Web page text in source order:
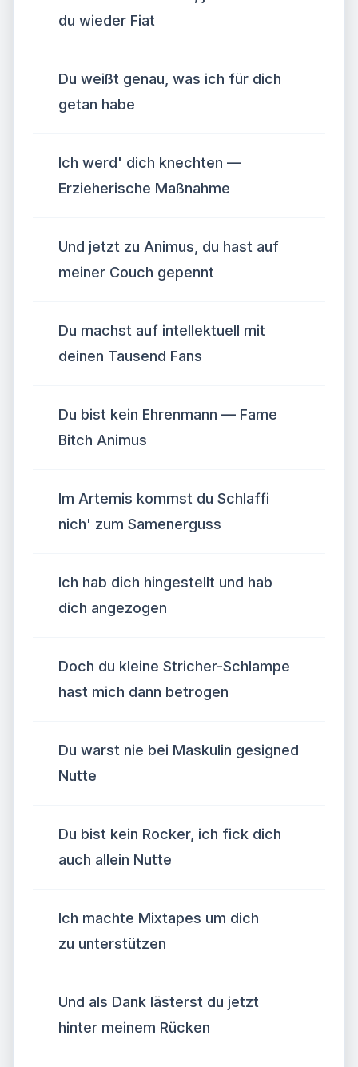
du wieder Fiat
Du weißt genau, was ich für dich
getan habe
Ich werd' dich knechten —
Erzieherische Maßnahme
Und jetzt zu Animus, du hast auf
meiner Couch gepennt
Du machst auf intellektuell mit
deinen Tausend Fans
Du bist kein Ehrenmann — Fame
Bitch Animus
Im Artemis kommst du Schlaffi
nich' zum Samenerguss
Ich hab dich hingestellt und hab
dich angezogen
Doch du kleine Stricher-Schlampe
hast mich dann betrogen
Du warst nie bei Maskulin gesigned
Nutte
Du bist kein Rocker, ich fick dich
auch allein Nutte
Ich machte Mixtapes um dich
zu unterstützen
Und als Dank lästerst du jetzt
hinter meinem Rücken